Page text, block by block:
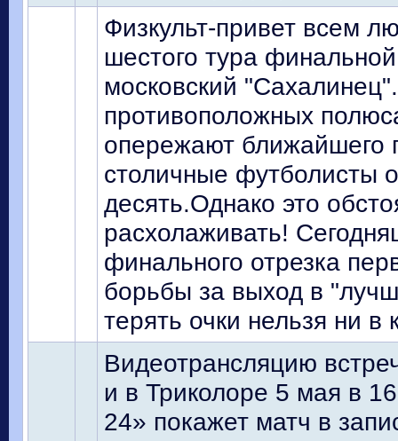
Физкульт-привет всем
шестого тура
московский
противоположных
опережают ближайшего
столичные футболисты
десять.Однако это
расхолаживать!
финального отрезка
борьбы за выход в
терять очки нельзя ни в
Видеотрансляцию
и в Триколоре 5 мая в
24» покажет матч в